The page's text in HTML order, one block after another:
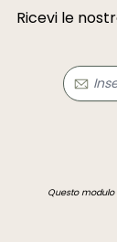
Ricevi le
Questo modulo